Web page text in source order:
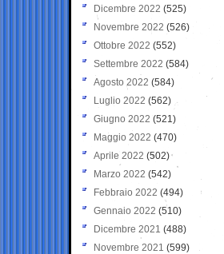
Dicembre 2022 (525)
Novembre 2022 (526)
Ottobre 2022 (552)
Settembre 2022 (584)
Agosto 2022 (584)
Luglio 2022 (562)
Giugno 2022 (521)
Maggio 2022 (470)
Aprile 2022 (502)
Marzo 2022 (542)
Febbraio 2022 (494)
Gennaio 2022 (510)
Dicembre 2021 (488)
Novembre 2021 (599)